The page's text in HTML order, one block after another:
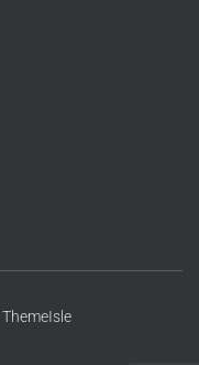
ThemeIsle